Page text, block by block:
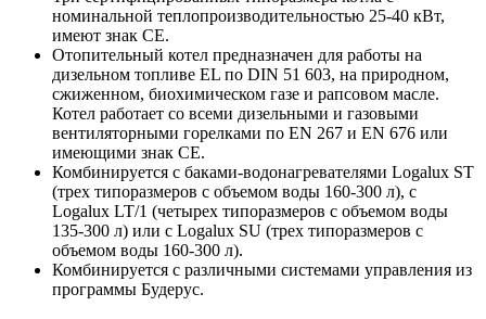
номинальной теплопроизводительностью 25-40 кВт,
имеют знак СЕ.
Отопительный котел предназначен для работы на
дизельном топливе EL по DIN 51 603, на природном,
сжиженном, биохимическом газе и рапсовом масле.
Котел работает со всеми дизельными и газовыми
вентиляторными горелками по EN 267 и EN 676 или
имеющими знак CE.
Комбинируется с баками-водонагревателями Logalux ST
(трех типоразмеров с объемом воды 160-300 л), с
Logalux LT/1 (четырех типоразмеров с объемом воды
135-300 л) или с Logalux SU (трех типоразмеров с
объемом воды 160-300 л).
Комбинируется с различными системами управления из
программы Будерус.